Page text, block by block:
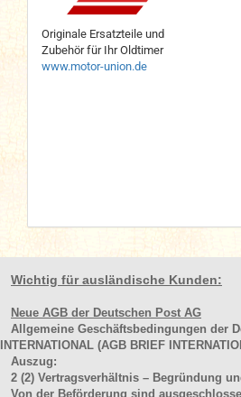
Originale Ersatzteile und
Zubehör für Ihr Oldtimer
www.motor-union.de
Wichtig für ausländische Kunden:
Neue AGB der Deutschen Post AG
Allgemeine Geschäftsbedingungen der
INTERNATIONAL (AGB BRIEF
Auszug:
2 (2) Vertragsverhältnis – Begründung
Von der Beförderung sind